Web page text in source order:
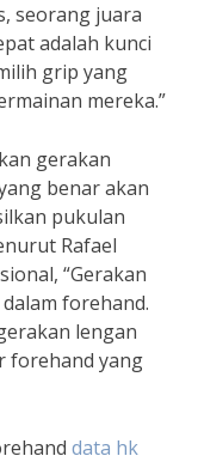
seorang juara
adalah kunci
grip yang
mereka.”
gerakan
benar akan
pukulan
Rafael
“Gerakan
forehand.
lengan
forehand yang
data hk